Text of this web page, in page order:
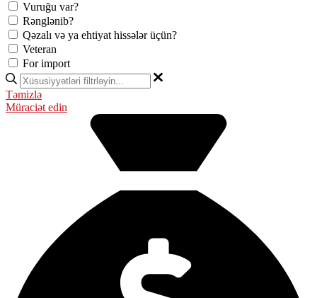
Vuruğu var?
Rənglənib?
Qəzalı və ya ehtiyat hissələr üçün?
Veteran
For import
Təmizlə
Müraciət edin